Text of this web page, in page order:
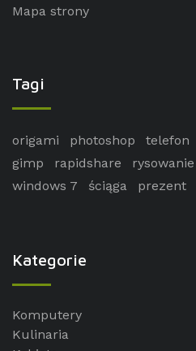
Mapa strony
Tagi
origami photoshop telefon
gimp
rapidshare rysowanie
windows 7
ściąga prezent
Kategorie
Komputery
Kulinaria